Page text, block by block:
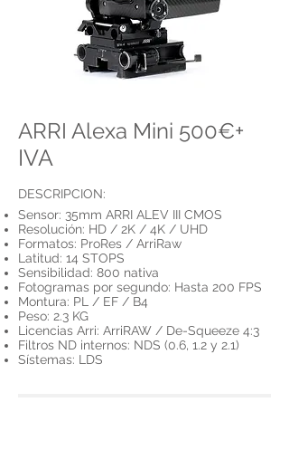
ARRI Alexa Mini 500€+
IVA
DESCRIPCION:
Sensor: 35mm ARRI ALEV III CMOS
Resolución: HD / 2K / 4K / UHD
Formatos: ProRes / ArriRaw
Latitud: 14 STOPS
Sensibilidad: 800 nativa
Fotogramas por segundo: Hasta 200 FPS
Montura: PL / EF / B4
Peso: 2.3 KG
Licencias Arri: ArriRAW / De-Squeeze 4:3
Filtros ND internos: NDS (0.6, 1.2 y 2.1)
Sístemas: LDS